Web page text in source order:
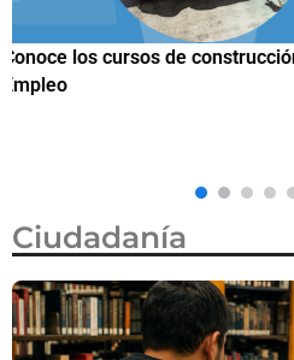
Trump firma nueva orden
ciudadanía por nacimiento,
Ciudadanía